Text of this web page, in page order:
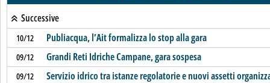
Successive
10/12 Publiacqua, l’Ait formalizza lo stop alla gara
09/12 Grandi Reti Idriche Campane, gara sospesa
09/12 Servizio idrico tra istanze regolatorie e nuovi assetti